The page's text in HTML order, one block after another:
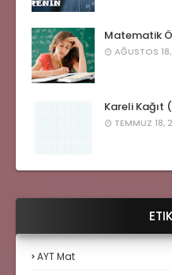
Matematik
AĞUSTOS
Kareli Kağıt
TEMMUZ 18,
AYT Mat